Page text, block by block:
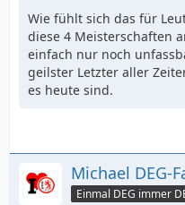
Wie fühlt sich das für
diese 4 Meisterschaften
einfach nur noch
geilster Letzter aller
es heute sind.
Michael DEG-
Einmal DEG immer